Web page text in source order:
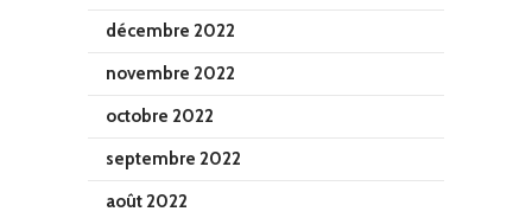
décembre 2022
novembre 2022
octobre 2022
septembre 2022
août 2022